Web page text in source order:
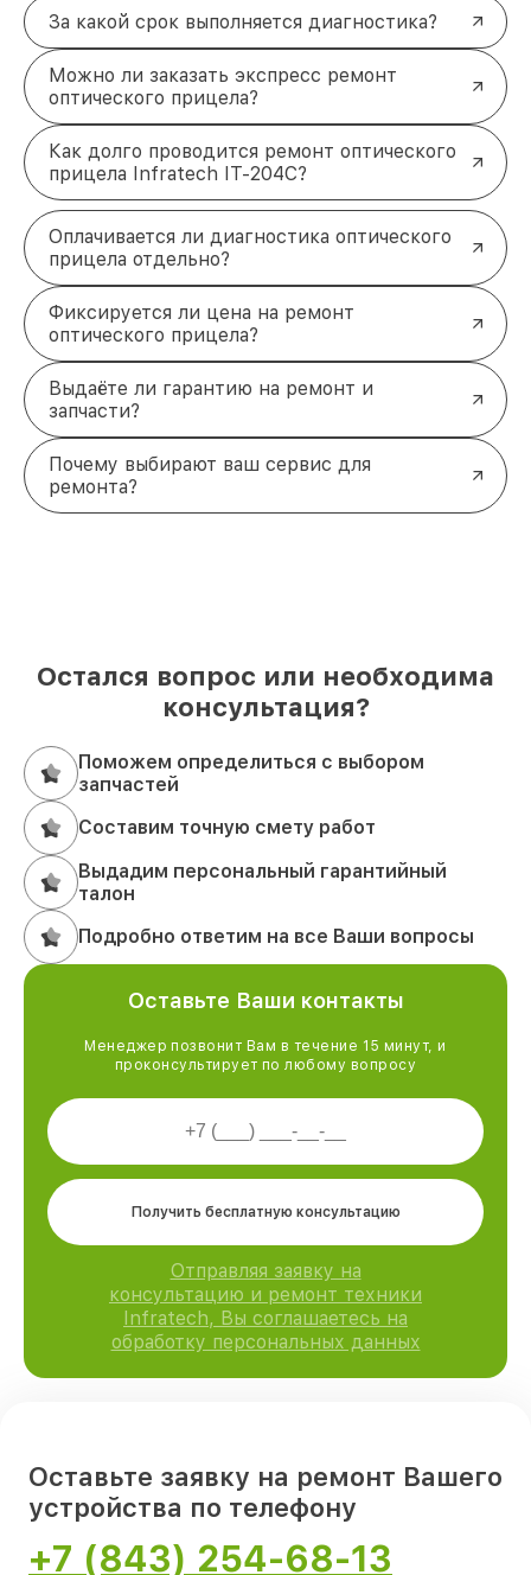
За какой срок выполняется диагностика?
Можно ли заказать экспресс ремонт
оптического прицела?
Как долго проводится ремонт оптического
прицела Infratech IT-204C?
Оплачивается ли диагностика оптического
прицела отдельно?
Фиксируется ли цена на ремонт
оптического прицела?
Выдаёте ли гарантию на ремонт и
запчасти?
Почему выбирают ваш сервис для
ремонта?
Остался вопрос или необходима
консультация?
Поможем определиться с выбором
запчастей
Составим точную смету работ
Выдадим персональный гарантийный
талон
Подробно ответим на все Ваши вопросы
Оставьте Ваши контакты
Менеджер позвонит Вам в течение 15 минут, и
проконсультирует по любому вопросу
Получить бесплатную консультацию
Отправляя заявку на
консультацию и ремонт техники
Infratech, Вы соглашаетесь на
обработку персональных данных
Оставьте заявку на ремонт Вашего
устройства по телефону
+7 (843) 254-68-13